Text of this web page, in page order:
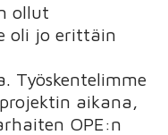
ollut
oli jo erittäin
Työskentelimme
aikana,
OPE:n